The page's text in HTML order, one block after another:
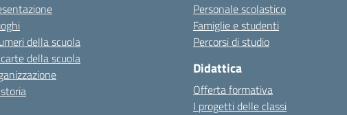
della scuola
della scuola
Personale scolastico
Famiglie e studenti
Percorsi di studio
Didattica
Offerta formativa
I progetti delle classi